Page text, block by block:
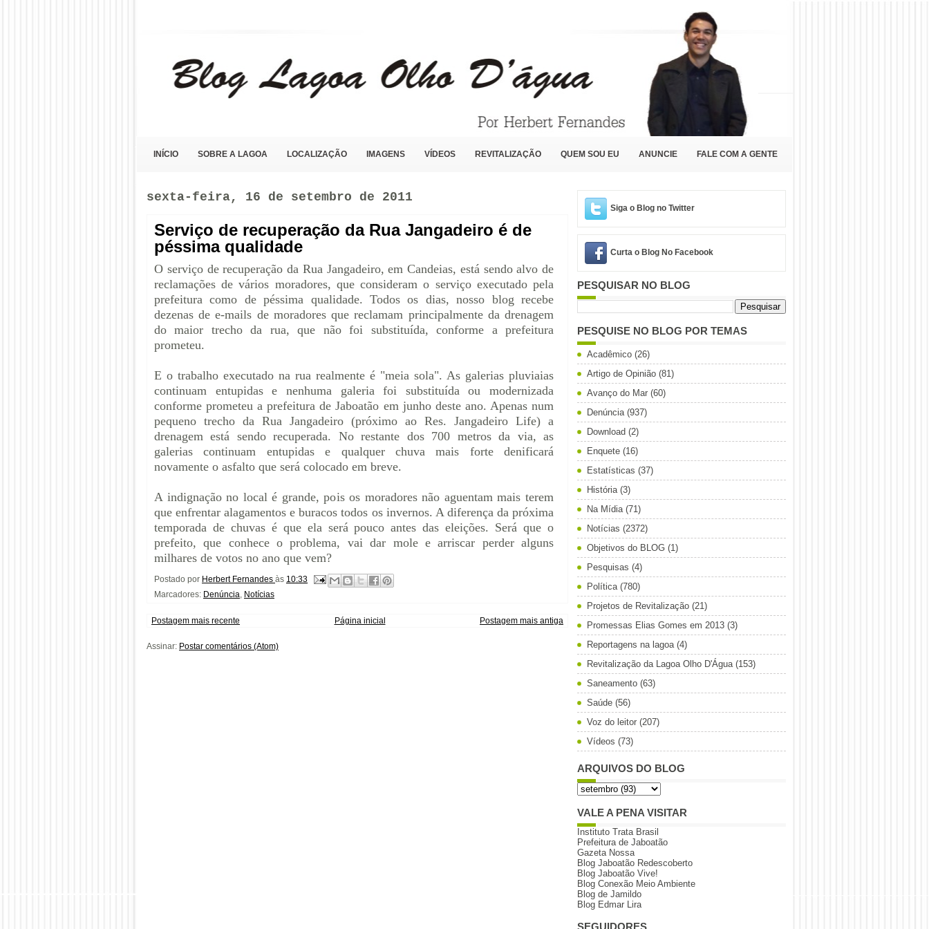
INÍCIO SOBRE A LAGOA LOCALIZAÇÃO IMAGENS VÍDEOS REVITALIZAÇÃO QUEM SOU EU ANUNCIE FALE COM A GENTE
sexta-feira, 16 de setembro de 2011
Serviço de recuperação da Rua Jangadeiro é de
péssima qualidade
O serviço de recuperação da Rua Jangadeiro, em Candeias, está sendo alvo de
reclamações de vários moradores, que consideram o serviço executado pela
prefeitura como de péssima qualidade. Todos os dias, nosso blog recebe
dezenas de e-mails de moradores que reclamam principalmente da drenagem
do maior trecho da rua, que não foi substituída, conforme a prefeitura
prometeu.
E o trabalho executado na rua realmente é "meia sola". As galerias pluviaias
continuam entupidas e nenhuma galeria foi substituída ou modernizada
conforme prometeu a prefeitura de Jaboatão em junho deste ano. Apenas num
pequeno trecho da Rua Jangadeiro (próximo ao Res. Jangadeiro Life) a
drenagem está sendo recuperada. No restante dos 700 metros da via, as
galerias continuam entupidas e qualquer chuva mais forte denificará
novamente o asfalto que será colocado em breve.
A indignação no local é grande, pois os moradores não aguentam mais terem
que enfrentar alagamentos e buracos todos os invernos. A diferença da próxima
temporada de chuvas é que ela será pouco antes das eleições. Será que o
prefeito, que conhece o problema, vai dar mole e arriscar perder alguns
milhares de votos no ano que vem?
Postado por Herbert Fernandes às 10:33
Marcadores: Denúncia, Notícias
Postagem mais recente Postagem mais antiga
Página inicial
Assinar: Postar comentários (Atom)
Siga o Blog no Twitter
Curta o Blog No Facebook
PESQUISAR NO BLOG
PESQUISE NO BLOG POR TEMAS
Acadêmico (26)
Artigo de Opinião (81)
Avanço do Mar (60)
Denúncia (937)
Download (2)
Enquete (16)
Estatísticas (37)
História (3)
Na Mídia (71)
Notícias (2372)
Objetivos do BLOG (1)
Pesquisas (4)
Política (780)
Projetos de Revitalização (21)
Promessas Elias Gomes em 2013 (3)
Reportagens na lagoa (4)
Revitalização da Lagoa Olho D'Água (153)
Saneamento (63)
Saúde (56)
Voz do leitor (207)
Vídeos (73)
ARQUIVOS DO BLOG
VALE A PENA VISITAR
Instituto Trata Brasil
Prefeitura de Jaboatão
Gazeta Nossa
Blog Jaboatão Redescoberto
Blog Jaboatão Vive!
Blog Conexão Meio Ambiente
Blog de Jamildo
Blog Edmar Lira
SEGUIDORES